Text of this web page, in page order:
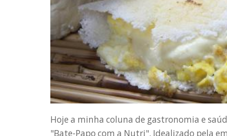
Hoje a minha coluna de gastronomia e
"Bate-Papo com a Nutri". Idealizado pela